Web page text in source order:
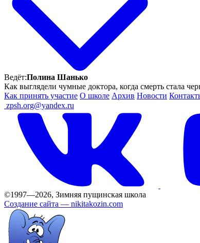
Ведёт:Полина Шанько
Как выглядели чумные доктора, когда смерть стала
Как принять участие О школе Архив Новости
zpsh.org@yandex.ru
©1997—2026, Зимняя пущинская школа
Создание сайта — nikitakozin.com